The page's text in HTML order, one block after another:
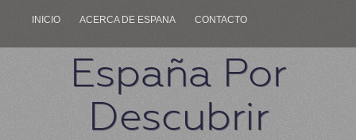
INICIO ACERCA DE ESPANA CONTACTO
España Por
Descubrir